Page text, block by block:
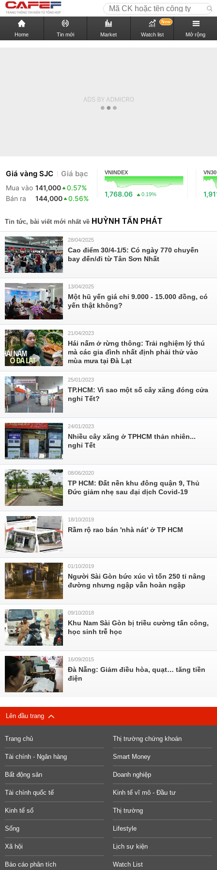
Home Tin mới Market Watch list
New
Mở rộng
Giá vàng SJC Giá bạc
Mua vào 141,000
0.57%
Bán ra
144,000 0.56%
VNINDEX
1,768.06 0.19%
VN30
Tin tức, bài viết mới nhất về HUỲNH TẤN PHÁT
28/04/2025
Cao điểm 30/4-1/5: Có ngày 770 chuyến
bay đến/đi từ Tân Sơn Nhất
13/04/2025
Một hũ yến giá chỉ 9.000 - 15.000 đồng, có
yến thật không?
21/04/2023
Hái nấm ở rừng thông: Trải nghiệm lý thú
mà các gia đình nhất định phải thử vào
mùa mưa tại Đà Lạt
25/01/2023
TP.HCM: Vì sao một số cây xăng đóng cửa
nghỉ Tết?
24/01/2023
Nhiều cây xăng ở TPHCM thản nhiên...
nghỉ Tết
08/06/2020
TP HCM: Đất nền khu đông quận 9, Thủ
Đức giảm nhẹ sau đại dịch Covid-19
18/10/2019
Rầm rộ rao bán 'nhà nát' ở TP HCM
01/10/2019
Người Sài Gòn bức xúc vì tốn 250 tỉ nâng
đường nhưng ngập vẫn hoàn ngập
09/10/2018
Khu Nam Sài Gòn bị triều cường tấn công,
học sinh trễ học
16/09/2015
Đà Nẵng: Giảm điều hòa, quạt… tăng tiền
điện
Lên đầu trang
Trang chủ Thị trường chứng khoán
Tài chính - Ngân hàng Smart Money
Bất động sản Doanh nghiệp
Tài chính quốc tế Kinh tế vĩ mô - Đầu tư
Kinh tế số Thị trường
Sống Lifestyle
Xã hội Lịch sự kiện
Báo cáo phân tích Watch List